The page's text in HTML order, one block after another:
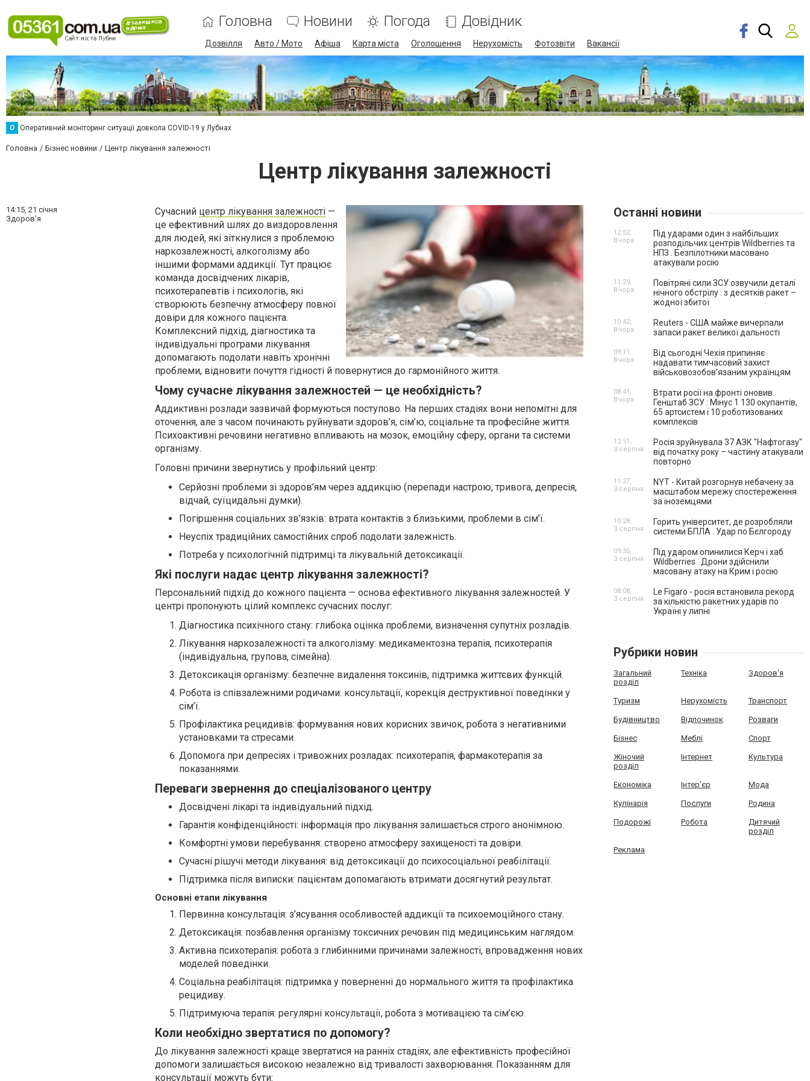
Головна Новини Погода Довідник
Дозвілля Авто / Мото Афіша Карта міста Оголошення Нерухомість Фотозвіти Вакансії
О Оперативний моніторинг ситуації довкола COVID-19 у Лубнах
Головна Бізнес новини Центр лікування залежності
Центр лікування залежності
14:15, 21 січня
Здоров'я
Сучасний центр лікування залежності —
це ефективний шлях до виздоровлення
для людей, які зіткнулися з проблемою
наркозалежності, алкоголізму або
іншими формами аддикції. Тут працює
команда досвідчених лікарів,
психотерапевтів і психологів, які
створюють безпечну атмосферу повної
довіри для кожного пацієнта.
Комплексний підхід, діагностика та
індивідуальні програми лікування
допомагають подолати навіть хронічні
проблеми, відновити почуття гідності й повернутися до гармонійного життя.
Чому сучасне лікування залежностей — це необхідність?
Аддиктивні розлади зазвичай формуються поступово. На перших стадіях вони непомітні для
оточення, але з часом починають руйнувати здоров’я, сім’ю, соціальне та професійне життя.
Психоактивні речовини негативно впливають на мозок, емоційну сферу, органи та системи
організму.
Головні причини звернутись у профільний центр:
Серйозні проблеми зі здоров’ям через аддикцію (перепади настрою, тривога, депресія,
відчай, суїцидальні думки).
Погіршення соціальних зв’язків: втрата контактів з близькими, проблеми в сім’ї.
Неуспіх традиційних самостійних спроб подолати залежність.
Потреба у психологічній підтримці та лікувальній детоксикації.
Які послуги надає центр лікування залежності?
Персональний підхід до кожного пацієнта — основа ефективного лікування залежностей. У
центрі пропонують цілий комплекс сучасних послуг:
Діагностика психічного стану: глибока оцінка проблеми, визначення супутніх розладів.
Лікування наркозалежності та алкоголізму: медикаментозна терапія, психотерапія
(індивідуальна, групова, сімейна).
Детоксикація організму: безпечне видалення токсинів, підтримка життєвих функцій.
Робота із співзалежними родичами: консультації, корекція деструктивної поведінки у
сім’ї.
Профілактика рецидивів: формування нових корисних звичок, робота з негативними
установками та стресами.
Допомога при депресіях і тривожних розладах: психотерапія, фармакотерапія за
показаннями.
Переваги звернення до спеціалізованого центру
Досвідчені лікарі та індивідуальний підхід.
Гарантія конфіденційності: інформація про лікування залишається строго анонімною.
Комфортні умови перебування: створено атмосферу захищеності та довіри.
Сучасні рішучі методи лікування: від детоксикації до психосоціальної реабілітації.
Підтримка після виписки: пацієнтам допомагають втримати досягнутий результат.
Основні етапи лікування
Первинна консультація: з’ясування особливостей аддикції та психоемоційного стану.
Детоксикація: позбавлення організму токсичних речовин під медицинським наглядом.
Активна психотерапія: робота з глибинними причинами залежності, впровадження нових
моделей поведінки.
Соціальна реабілітація: підтримка у поверненні до нормального життя та профілактика
рецидиву.
Підтримуюча терапія: регулярні консультації, робота з мотивацією та сім’єю.
Коли необхідно звертатися по допомогу?
До лікування залежності краще звертатися на ранніх стадіях, але ефективність професійної
допомоги залишається високою незалежно від тривалості захворювання. Показанням для
консультації можуть бути:
Останні новини
Під ударами один з найбільших
розподільчих центрів Wildberries та
НПЗ . Безпілотники масовано
атакували росію
12:52,
Вчора
Повітряні сили ЗСУ озвучили деталі
нічного обстрілу : з десятків ракет –
жодної збитої
11:29,
Вчора
Reuters - США майже вичерпали
запаси ракет великої дальності
10:42,
Вчора
Від сьогодні Чехія припиняє
надавати тимчасовий захист
військовозобов’язаним українцям
09:11,
Вчора
Втрати росії на фронті оновив
Генштаб ЗСУ : Мінус 1 130 окупантів,
65 артсистем і 10 роботизованих
комплексів
08:41,
Вчора
Росія зруйнувала 37 АЗК "Нафтогазу"
від початку року – частину атакували
повторно
12:51,
3 серпня
NYT - Китай розгорнув небачену за
масштабом мережу спостереження
за іноземцями
11:27,
3 серпня
Горить університет, де розробляли
системи БПЛА . Удар по Бєлгороду
10:28,
3 серпня
Під ударом опинилися Керч і хаб
Wildberries . Дрони здійснили
масовану атаку на Крим і росію
09:35,
3 серпня
Le Figaro - росія встановила рекорд
за кількістю ракетних ударів по
Україні у липні
08:08,
3 серпня
Рубрики новин
Загальний
розділ
Техніка Здоров'я
Туризм Нерухомість Транспорт
Будівництво Відпочинок Розваги
Бізнес Меблі Спорт
Жіночий
розділ
Інтернет Культура
Економіка Інтер'єр Мода
Кулінарія Послуги Родина
Подорожі Робота
Дитячий
розділ
Реклама